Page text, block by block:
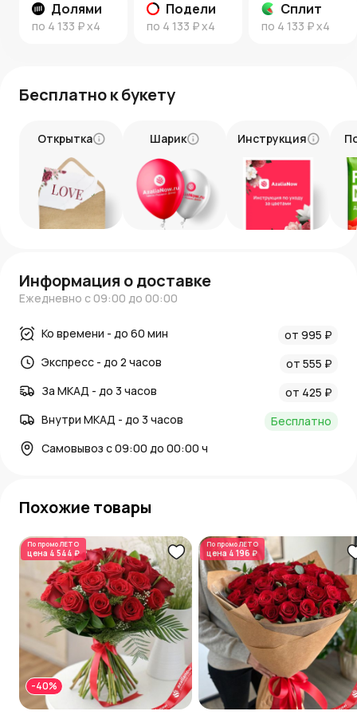
Долями
по 4 133 ₽x4
Подели
по 4 133 ₽x4
Сплит
по 4 133 ₽x4
Бесплатно к букету
Открытка Шарик Инструкция
Информация о доставке
Ежедневно с 09:00 до 00:00
Ко времени - до 60 мин
от 995 ₽
Экспресс - до 2 часов
от 555 ₽
За МКАД - до 3 часов
от 425 ₽
Внутри МКАД - до 3 часов
Бесплатно
Самовывоз с 09:00 до 00:00 ч
Похожие товары
По промоЛЕТО
цена 4 544 ₽
-40%
По промоЛЕТО
цена 4 196 ₽